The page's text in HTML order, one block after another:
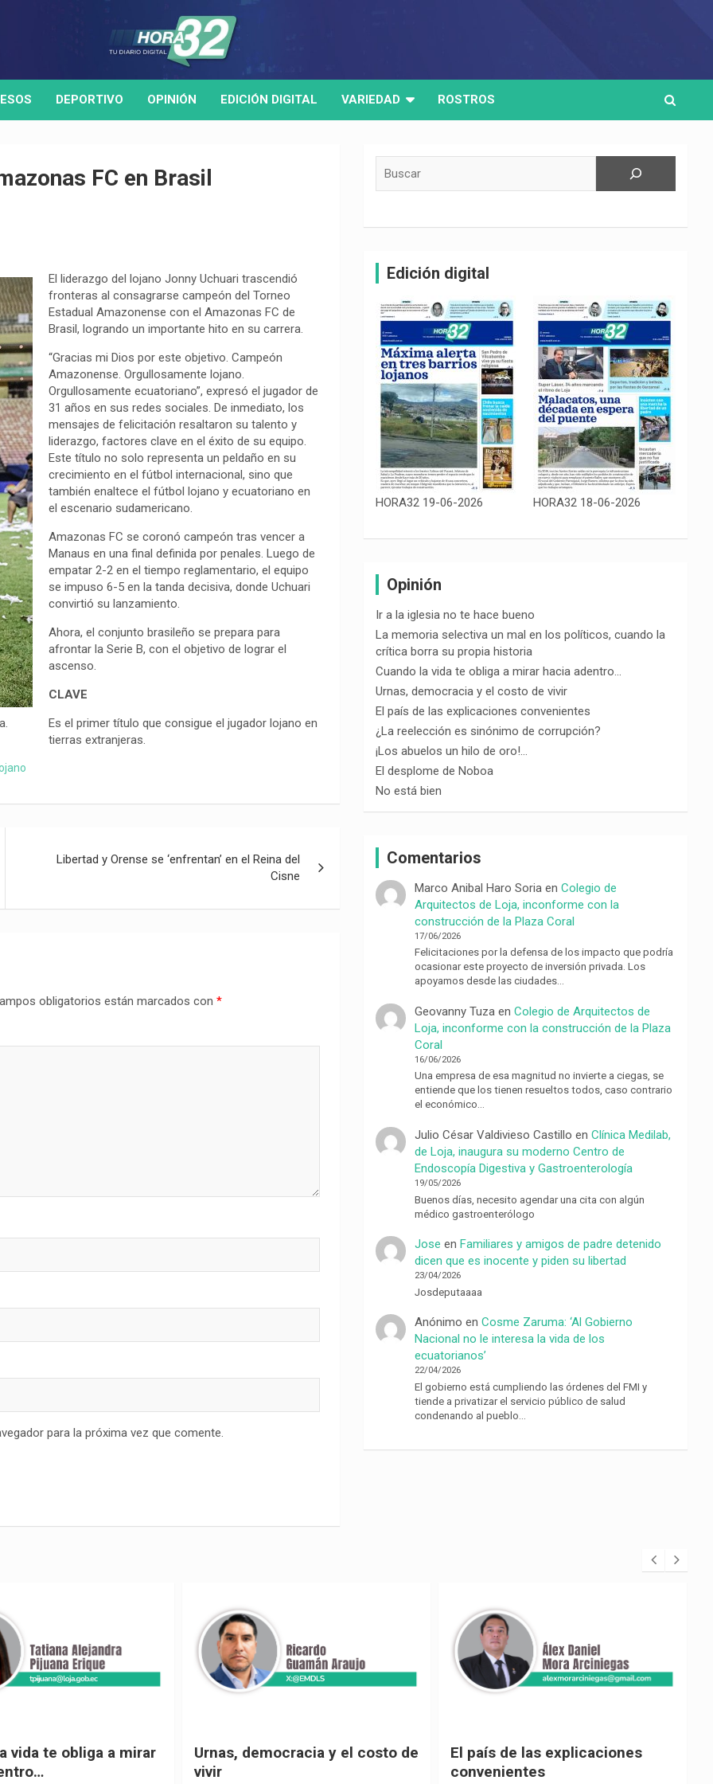
DEPORTIVO OPINIÓN EDICIÓN DIGITAL VARIEDAD ROSTROS
FC en Brasil
El liderazgo del lojano Jonny Uchuari trascendió
fronteras al consagrarse campeón del Torneo
Estadual Amazonense con el Amazonas FC de
Brasil, logrando un importante hito en su carrera.
“Gracias mi Dios por este objetivo. Campeón
Amazonense. Orgullosamente lojano.
Orgullosamente ecuatoriano”, expresó el jugador de
31 años en sus redes sociales. De inmediato, los
mensajes de felicitación resaltaron su talento y
liderazgo, factores clave en el éxito de su equipo.
Este título no solo representa un peldaño en su
crecimiento en el fútbol internacional, sino que
también enaltece el fútbol lojano y ecuatoriano en
el escenario sudamericano.
Amazonas FC se coronó campeón tras vencer a
Manaus en una final definida por penales. Luego de
empatar 2-2 en el tiempo reglamentario, el equipo
se impuso 6-5 en la tanda decisiva, donde Uchuari
convirtió su lanzamiento.
Ahora, el conjunto brasileño se prepara para
afrontar la Serie B, con el objetivo de lograr el
ascenso.
CLAVE
Es el primer título que consigue el jugador lojano en
tierras extranjeras.
Libertad y Orense se ‘enfrentan’ en el Reina del
Cisne
obligatorios están marcados con *
para la próxima vez que comente.
Edición digital
HORA32 19-06-2026 HORA32 18-06-2026
Opinión
Ir a la iglesia no te hace bueno
La memoria selectiva un mal en los políticos, cuando la
crítica borra su propia historia
Cuando la vida te obliga a mirar hacia adentro…
Urnas, democracia y el costo de vivir
El país de las explicaciones convenientes
¿La reelección es sinónimo de corrupción?
¡Los abuelos un hilo de oro!…
El desplome de Noboa
No está bien
Comentarios
Marco Anibal Haro Soria enColegio de
Arquitectos de Loja, inconforme con la
construcción de la Plaza Coral
17/06/2026
Felicitaciones por la defensa de los impacto que podría
ocasionar este proyecto de inversión privada. Los
apoyamos desde las ciudades…
Geovanny Tuza enColegio de Arquitectos de
Loja, inconforme con la construcción de la Plaza
Coral
16/06/2026
Una empresa de esa magnitud no invierte a ciegas, se
entiende que los tienen resueltos todos, caso contrario
el económico…
Julio César Valdivieso Castillo enClínica Medilab,
de Loja, inaugura su moderno Centro de
Endoscopía Digestiva y Gastroenterología
19/05/2026
Buenos días, necesito agendar una cita con algún
médico gastroenterólogo
Jose enFamiliares y amigos de padre detenido
dicen que es inocente y piden su libertad
23/04/2026
Josdeputaaaa
Anónimo enCosme Zaruma: ‘Al Gobierno
Nacional no le interesa la vida de los
ecuatorianos’
22/04/2026
El gobierno está cumpliendo las órdenes del FMI y
tiende a privatizar el servicio público de salud
condenando al pueblo…
vida te obliga a mirar
Urnas, democracia y el costo de
vivir
El país de las explicaciones
convenientes